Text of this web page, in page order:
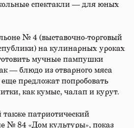
спектакли — для юных
№ 4 (выставочно-торговый
на кулинарных уроках
мучные пампушки
— блюдо из отварного мяса
предложат попробовать
как кумыс, чалап и курут.
патриотический
№ 84 «Дом культуры», показ